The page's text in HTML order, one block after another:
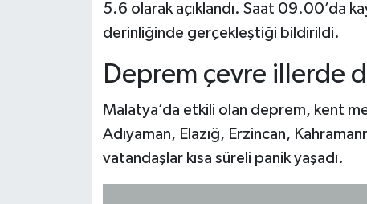
5.6 olarak açıklandı. Saat 09.00’da
derinliğinde gerçekleştiği bildirildi.
Deprem çevre illerde
Malatya’da etkili olan deprem, kent
Adıyaman, Elazığ, Erzincan,
vatandaşlar kısa süreli panik yaşadı.
Teknoloji Haberleri
Yerel Haberler